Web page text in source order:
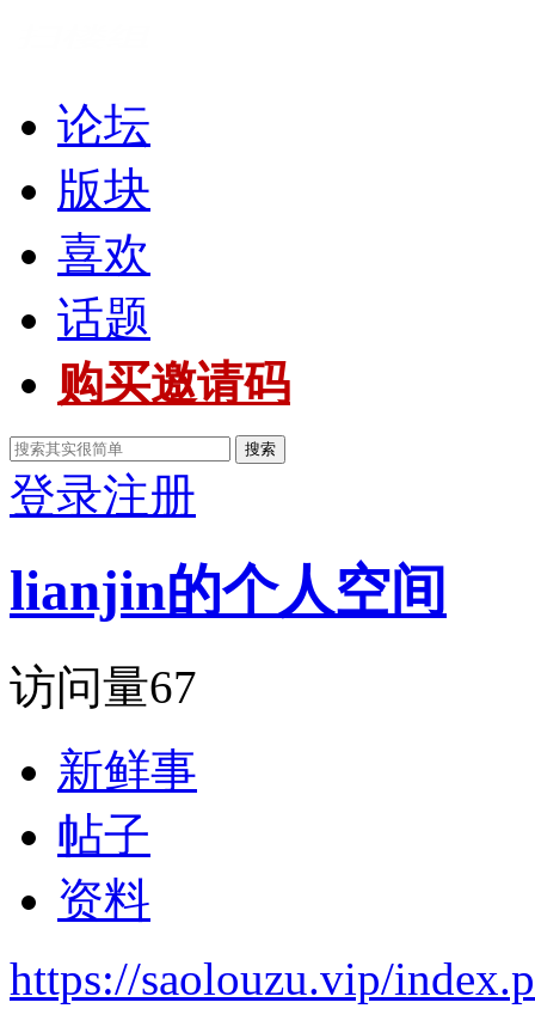
论坛
版块
喜欢
话题
购买邀请码
搜索
登录注册
lianjin的个人空间
访问量67
新鲜事
帖子
资料
https://saolouzu.vip/